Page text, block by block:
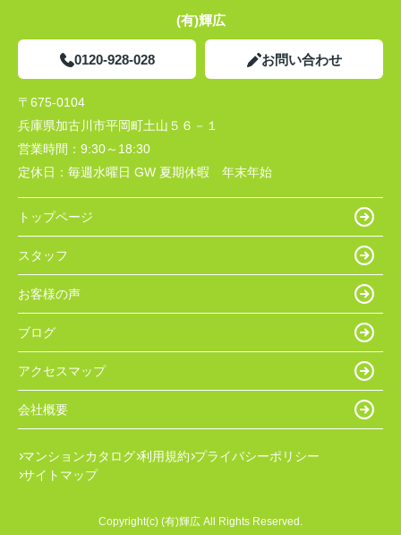
(有)輝広
0120-928-028 お問い合わせ
〒675-0104
兵庫県加古川市平岡町土山５６－１
営業時間： 9:30～18:30
定休日： 毎週水曜日 GW 夏期休暇 年末年始
トップページ
スタッフ
お客様の声
ブログ
アクセスマップ
会社概要
マンションカタログ 利用規約 プライバシーポリシー
サイトマップ
Copyright(c) (有)輝広 All Rights Reserved.